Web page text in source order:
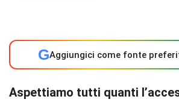
GAggiungici come fonte
Aspettiamo tutti quanti